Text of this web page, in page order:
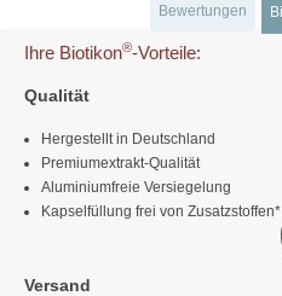
Bewertungen
Ihre Biotikon®-Vorteile:
Qualität
Hergestellt in Deutschland
Premiumextrakt-Qualität
Aluminiumfreie Versiegelung
Kapselfüllung frei von Zusatzstoffen*
Versand